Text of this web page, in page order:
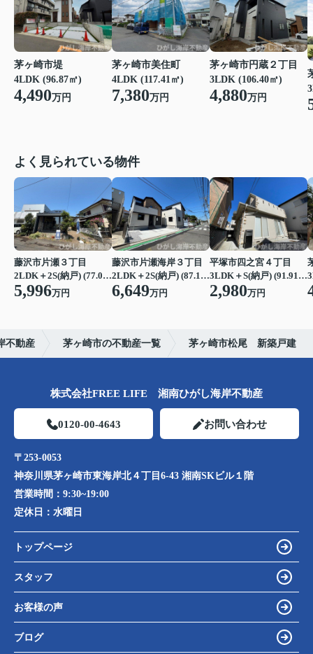
茅ヶ崎市堤
4LDK (96.87㎡)
4,490万円
茅ヶ崎市美住町
4LDK (117.41㎡)
7,380万円
茅ヶ崎市円蔵２丁目
3LDK (106.40㎡)
4,880万円
よく見られている物件
藤沢市片瀬３丁目
2LDK＋2S(納戸) (77.07㎡)
5,996万円
藤沢市片瀬海岸３丁目
2LDK＋2S(納戸) (87.15㎡)
6,649万円
平塚市四之宮４丁目
3LDK＋S(納戸) (91.91㎡)
2,980万円
不動産 茅ヶ崎市の不動産一覧 茅ヶ崎市松尾 新築戸建
株式会社FREE LIFE 湘南ひがし海岸不動産
0120-00-4643 お問い合わせ
〒253-0053
神奈川県茅ヶ崎市東海岸北４丁目6-43 湘南SKビル１階
営業時間： 9:30~19:00
定休日： 水曜日
トップページ
スタッフ
お客様の声
ブログ